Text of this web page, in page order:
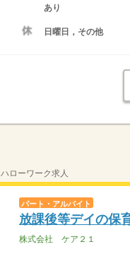
あり
日曜日，その他
ハローワーク求人
パート・アルバイト
放課後等デイの保
株式会社 ケア２１